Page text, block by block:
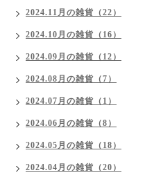
2024.11月の雑貨（22）
2024.10月の雑貨（16）
2024.09月の雑貨（12）
2024.08月の雑貨（7）
2024.07月の雑貨（1）
2024.06月の雑貨（8）
2024.05月の雑貨（18）
2024.04月の雑貨（20）